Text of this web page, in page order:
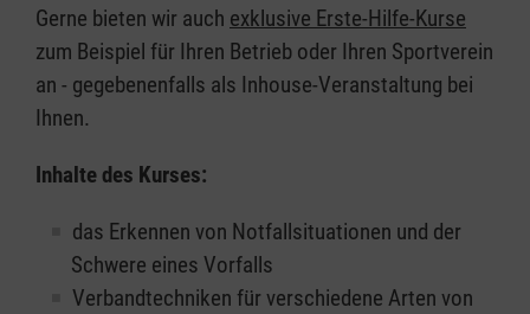
Gerne bieten wir auch exklusive Erste-Hilfe-Kurse
zum Beispiel für Ihren Betrieb oder Ihren Sportverein
an - gegebenenfalls als Inhouse-Veranstaltung bei
Ihnen.
Inhalte des Kurses:
das Erkennen von Notfallsituationen und der
Schwere eines Vorfalls
Verbandtechniken für verschiedene Arten von